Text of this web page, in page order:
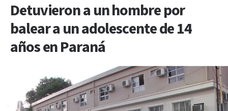
Detuvieron a un hombre por
balear a un adolescente de 14
años en Paraná